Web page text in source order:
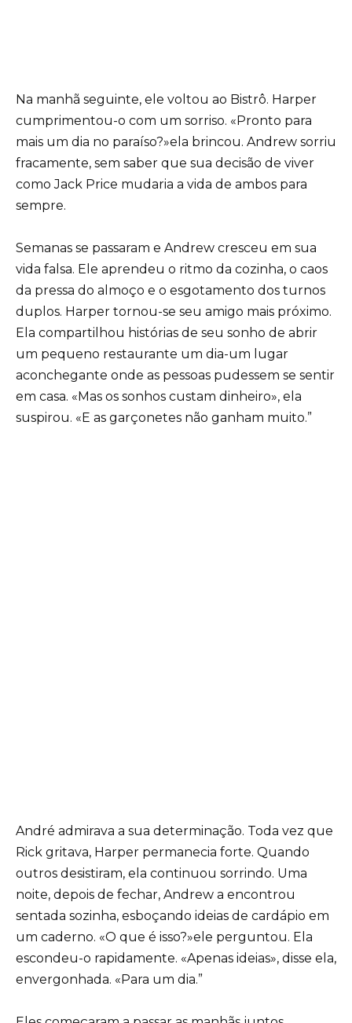
Na manhã seguinte, ele voltou ao Bistrô. Harper
cumprimentou-o com um sorriso. «Pronto para
mais um dia no paraíso?»ela brincou. Andrew sorriu
fracamente, sem saber que sua decisão de viver
como Jack Price mudaria a vida de ambos para
sempre.
Semanas se passaram e Andrew cresceu em sua
vida falsa. Ele aprendeu o ritmo da cozinha, o caos
da pressa do almoço e o esgotamento dos turnos
duplos. Harper tornou-se seu amigo mais próximo.
Ela compartilhou histórias de seu sonho de abrir
um pequeno restaurante um dia-um lugar
aconchegante onde as pessoas pudessem se sentir
em casa. «Mas os sonhos custam dinheiro», ela
suspirou. «E as garçonetes não ganham muito.”
André admirava a sua determinação. Toda vez que
Rick gritava, Harper permanecia forte. Quando
outros desistiram, ela continuou sorrindo. Uma
noite, depois de fechar, Andrew a encontrou
sentada sozinha, esboçando ideias de cardápio em
um caderno. «O que é isso?»ele perguntou. Ela
escondeu-o rapidamente. «Apenas ideias», disse ela,
envergonhada. «Para um dia.”